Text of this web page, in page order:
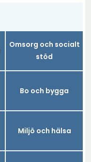
Omsorg och socialt
stöd
Bo och bygga
Miljö och hälsa